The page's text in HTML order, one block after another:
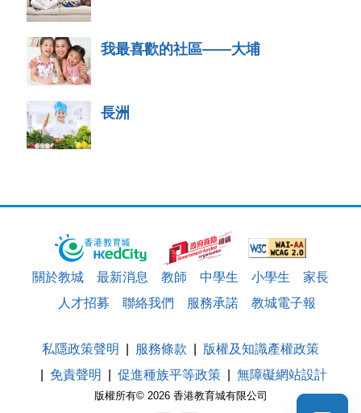
我最喜歡的社區——大埔
長洲
關於教城 最新消息 教師 中學生 小學生
家長
人才招募
聯絡我們 服務承諾 教城電子報
版權所有© 2026 香港教育城有限公司
私隱政策聲明 服務條款
版權及知識產權政策
免責聲明
促進種族平等政策 無障礙網站設計